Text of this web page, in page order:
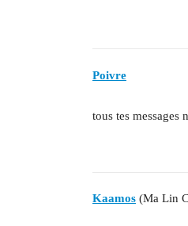
Poivre
tous tes messages
Kaamos (Ma Lin